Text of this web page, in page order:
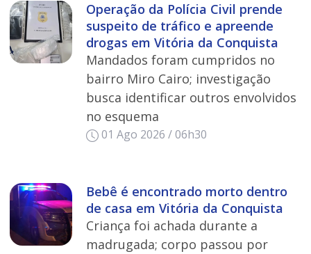
Operação da Polícia Civil prende
suspeito de tráfico e apreende
drogas em Vitória da Conquista
Mandados foram cumpridos no
bairro Miro Cairo; investigação
busca identificar outros envolvidos
no esquema
01 Ago 2026 / 06h30
Bebê é encontrado morto dentro
de casa em Vitória da Conquista
Criança foi achada durante a
madrugada; corpo passou por